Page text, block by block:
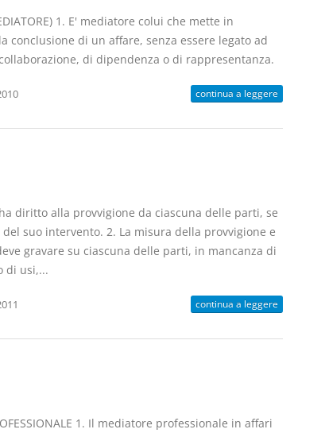
1. E' mediatore colui che mette in
conclusione di un affare, senza essere legato ad
di dipendenza o di rappresentanza.
continua a leggere
ha diritto alla provvigione da ciascuna delle parti, se
suo intervento. 2. La misura della provvigione e
gravare su ciascuna delle parti, in mancanza di
di usi,...
continua a leggere
1. Il mediatore professionale in affari